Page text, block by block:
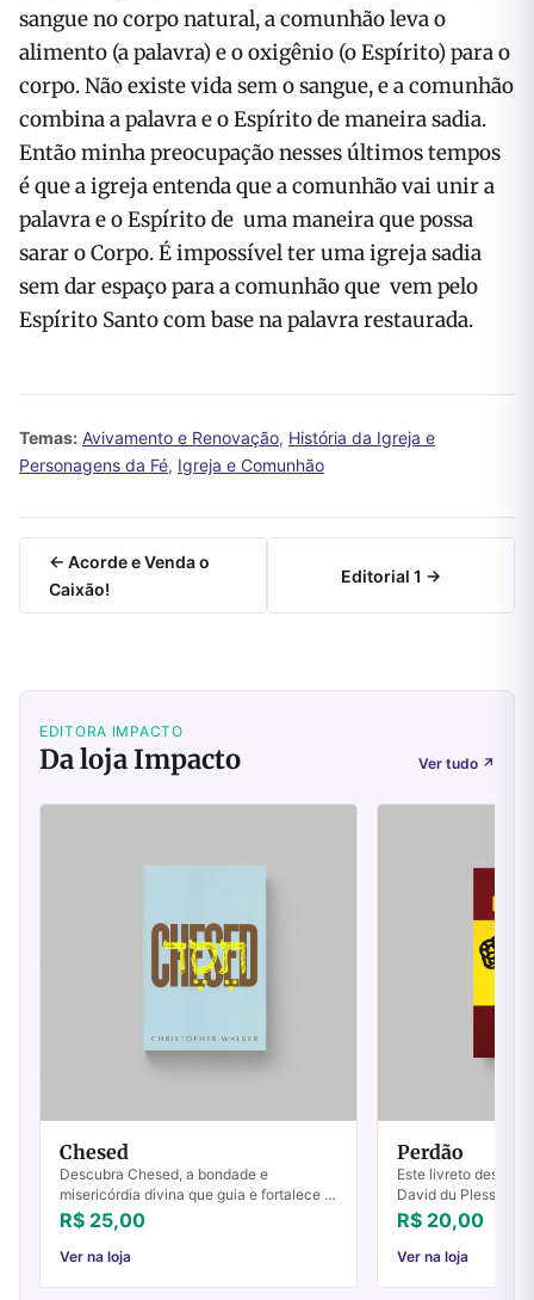
sangue no corpo natural, a comunhão leva o
alimento (a palavra) e o oxigênio (o Espírito) para o
corpo. Não existe vida sem o sangue, e a comunhão
combina a palavra e o Espírito de maneira sadia.
Então minha preocupação nesses últimos tempos
é que a igreja entenda que a comunhão vai unir a
palavra e o Espírito de uma maneira que possa
sarar o Corpo. É impossível ter uma igreja sadia
sem dar espaço para a comunhão que vem pelo
Espírito Santo com base na palavra restaurada.
Temas: Avivamento e Renovação, História da Igreja e
Personagens da Fé, Igreja e Comunhão
← Acorde e Venda o
Caixão!
Editorial 1 →
EDITORA IMPACTO
Da loja Impacto Ver tudo ↗
Chesed
Descubra Chesed, a bondade e
misericórdia divina que guia e fortalece o
relacionamento com Deus. Conheça sua
importância e significado.
R$ 25,00
Ver na loja
Perdão
Este livreto
David du Plessis
poderoso
carismática. Esta
ele ...
R$ 20,00
Ver na loja